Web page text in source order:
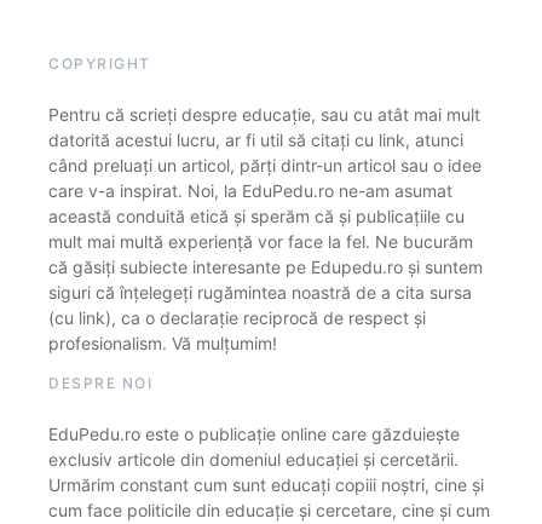
COPYRIGHT
Pentru că scrieți despre educație, sau cu atât mai mult
datorită acestui lucru, ar fi util să citați cu link, atunci
când preluați un articol, părți dintr-un articol sau o idee
care v-a inspirat. Noi, la EduPedu.ro ne-am asumat
această conduită etică și sperăm că și publicațiile cu
mult mai multă experiență vor face la fel. Ne bucurăm
că găsiți subiecte interesante pe Edupedu.ro și suntem
siguri că înțelegeți rugămintea noastră de a cita sursa
(cu link), ca o declarație reciprocă de respect și
profesionalism. Vă mulțumim!
DESPRE NOI
EduPedu.ro este o publicație online care găzduiește
exclusiv articole din domeniul educației și cercetării.
Urmărim constant cum sunt educați copiii noștri, cine și
cum face politicile din educație și cercetare, cine și cum